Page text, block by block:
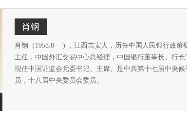
肖钢
肖钢（1958.8— ) ，江西吉安人，历任中国人民银行政策
主任，中国外汇交易中心总经理，中国银行董事长、行长
现任中国证监会党委书记、主席。是中共第十七届中央候
员，十八届中央委员会委员。